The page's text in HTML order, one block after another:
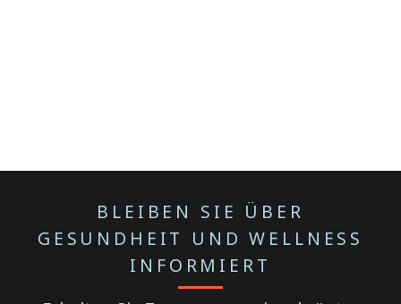
BLEIBEN SIE ÜBER
GESUNDHEIT UND WELLNESS
INFORMIERT